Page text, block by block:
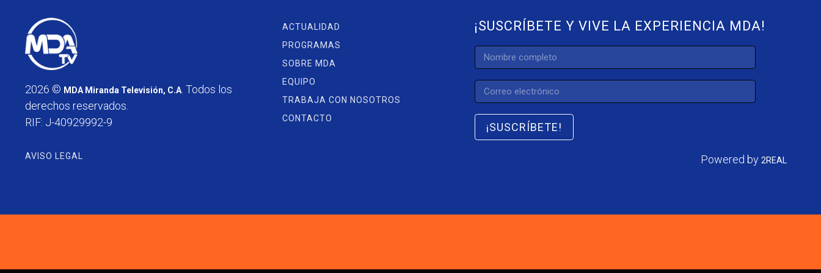
2026 © MDA Miranda Televisión, C.A . Todos los
derechos reservados.
RIF: J-40929992-9
AVISO LEGAL
ACTUALIDAD
PROGRAMAS
SOBRE MDA
EQUIPO
TRABAJA CON NOSOTROS
CONTACTO
¡SUSCRÍBETE Y VIVE LA EXPERIENCIA MDA!
¡SUSCRÍBETE!
Powered by 2REAL